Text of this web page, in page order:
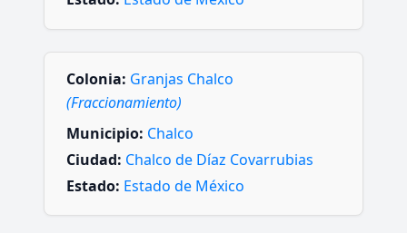
Colonia: Granjas Chalco
(Fraccionamiento)
Municipio: Chalco
Ciudad: Chalco de Díaz Covarrubias
Estado: Estado de México